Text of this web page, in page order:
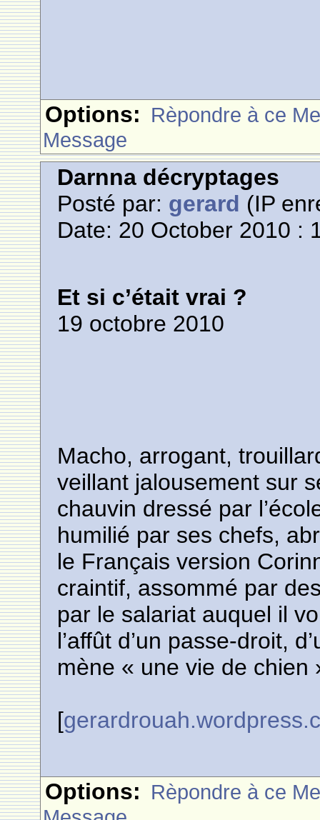
Options: Rèpondre à ce
Message
Darnna décryptages
Posté par: gerard (IP
Date: 20 October 2010 :
Et si c’était vrai ?
19 octobre 2010
Macho, arrogant,
veillant jalousement sur
chauvin dressé par
humilié par ses chefs,
le Français version
craintif, assommé par
par le salariat auquel il
l’affût d’un passe-droit,
mène « une vie de chien
[
Options: Rèpondre à ce